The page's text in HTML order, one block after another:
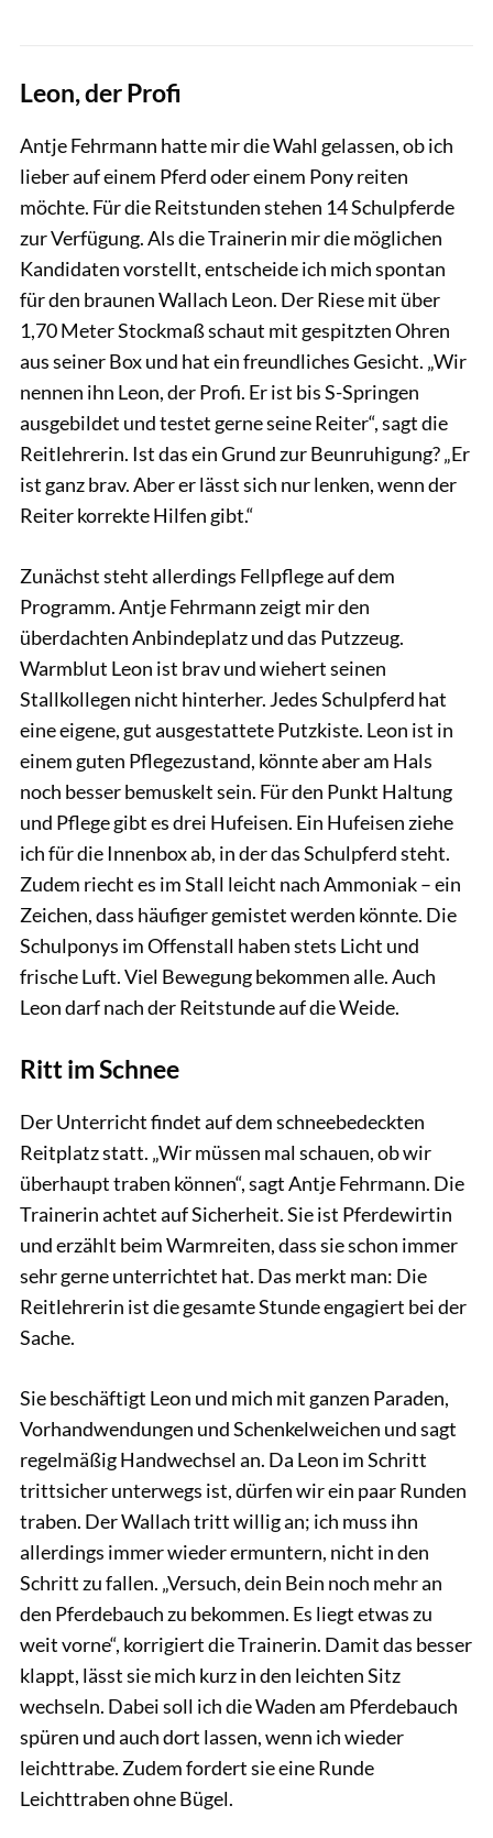
Leon, der Profi
Antje Fehrmann hatte mir die Wahl gelassen, ob ich
lieber auf einem Pferd oder einem Pony reiten
möchte. Für die Reitstunden stehen 14 Schulpferde
zur Verfügung. Als die Trainerin mir die möglichen
Kandidaten vorstellt, entscheide ich mich spontan
für den braunen Wallach Leon. Der Riese mit über
1,70 Meter Stockmaß schaut mit gespitzten Ohren
aus seiner Box und hat ein freundliches Gesicht. „Wir
nennen ihn Leon, der Profi. Er ist bis S-Springen
ausgebildet und testet gerne seine Reiter“, sagt die
Reitlehrerin. Ist das ein Grund zur Beunruhigung? „Er
ist ganz brav. Aber er lässt sich nur lenken, wenn der
Reiter korrekte Hilfen gibt.“
Zunächst steht allerdings Fellpflege auf dem
Programm. Antje Fehrmann zeigt mir den
überdachten Anbindeplatz und das Putzzeug.
Warmblut Leon ist brav und wiehert seinen
Stallkollegen nicht hinterher. Jedes Schulpferd hat
eine eigene, gut ausgestattete Putzkiste. Leon ist in
einem guten Pflegezustand, könnte aber am Hals
noch besser bemuskelt sein. Für den Punkt Haltung
und Pflege gibt es drei Hufeisen. Ein Hufeisen ziehe
ich für die Innenbox ab, in der das Schulpferd steht.
Zudem riecht es im Stall leicht nach Ammoniak – ein
Zeichen, dass häufiger gemistet werden könnte. Die
Schulponys im Offenstall haben stets Licht und
frische Luft. Viel Bewegung bekommen alle. Auch
Leon darf nach der Reitstunde auf die Weide.
Ritt im Schnee
Der Unterricht findet auf dem schneebedeckten
Reitplatz statt. „Wir müssen mal schauen, ob wir
überhaupt traben können“, sagt Antje Fehrmann. Die
Trainerin achtet auf Sicherheit. Sie ist Pferdewirtin
und erzählt beim Warmreiten, dass sie schon immer
sehr gerne unterrichtet hat. Das merkt man: Die
Reitlehrerin ist die gesamte Stunde engagiert bei der
Sache.
Sie beschäftigt Leon und mich mit ganzen Paraden,
Vorhandwendungen und Schenkelweichen und sagt
regelmäßig Handwechsel an. Da Leon im Schritt
trittsicher unterwegs ist, dürfen wir ein paar Runden
traben. Der Wallach tritt willig an; ich muss ihn
allerdings immer wieder ermuntern, nicht in den
Schritt zu fallen. „Versuch, dein Bein noch mehr an
den Pferdebauch zu bekommen. Es liegt etwas zu
weit vorne“, korrigiert die Trainerin. Damit das besser
klappt, lässt sie mich kurz in den leichten Sitz
wechseln. Dabei soll ich die Waden am Pferdebauch
spüren und auch dort lassen, wenn ich wieder
leichttrabe. Zudem fordert sie eine Runde
Leichttraben ohne Bügel.